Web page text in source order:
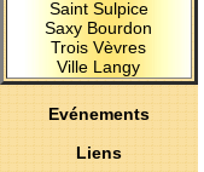
Saint Sulpice
Saxy Bourdon
Trois Vèvres
Ville Langy
Evénements
Liens